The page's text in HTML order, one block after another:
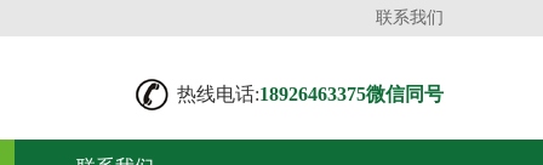
联系我们
热线电话:18926463375微信同号